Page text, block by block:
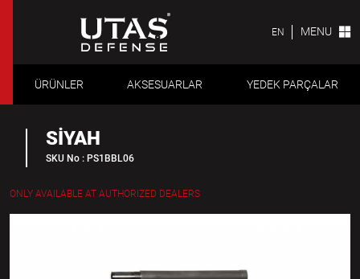
EN MENU
ÜRÜNLER AKSESUARLAR YEDEK PARÇALAR
SİYAH
SKU No : PS1BBL06
ONLY AVAILABLE AT AUTHORIZED DEALERS